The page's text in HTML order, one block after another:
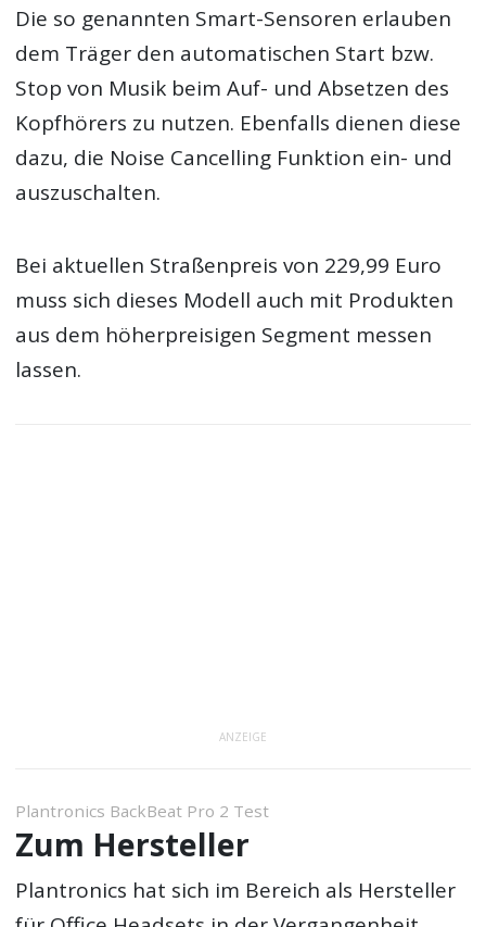
Die so genannten Smart-Sensoren erlauben
dem Träger den automatischen Start bzw.
Stop von Musik beim Auf- und Absetzen des
Kopfhörers zu nutzen. Ebenfalls dienen diese
dazu, die Noise Cancelling Funktion ein- und
auszuschalten.
Bei aktuellen Straßenpreis von 229,99 Euro
muss sich dieses Modell auch mit Produkten
aus dem höherpreisigen Segment messen
lassen.
ANZEIGE
Plantronics BackBeat Pro 2 Test
Zum Hersteller
Plantronics hat sich im Bereich als Hersteller